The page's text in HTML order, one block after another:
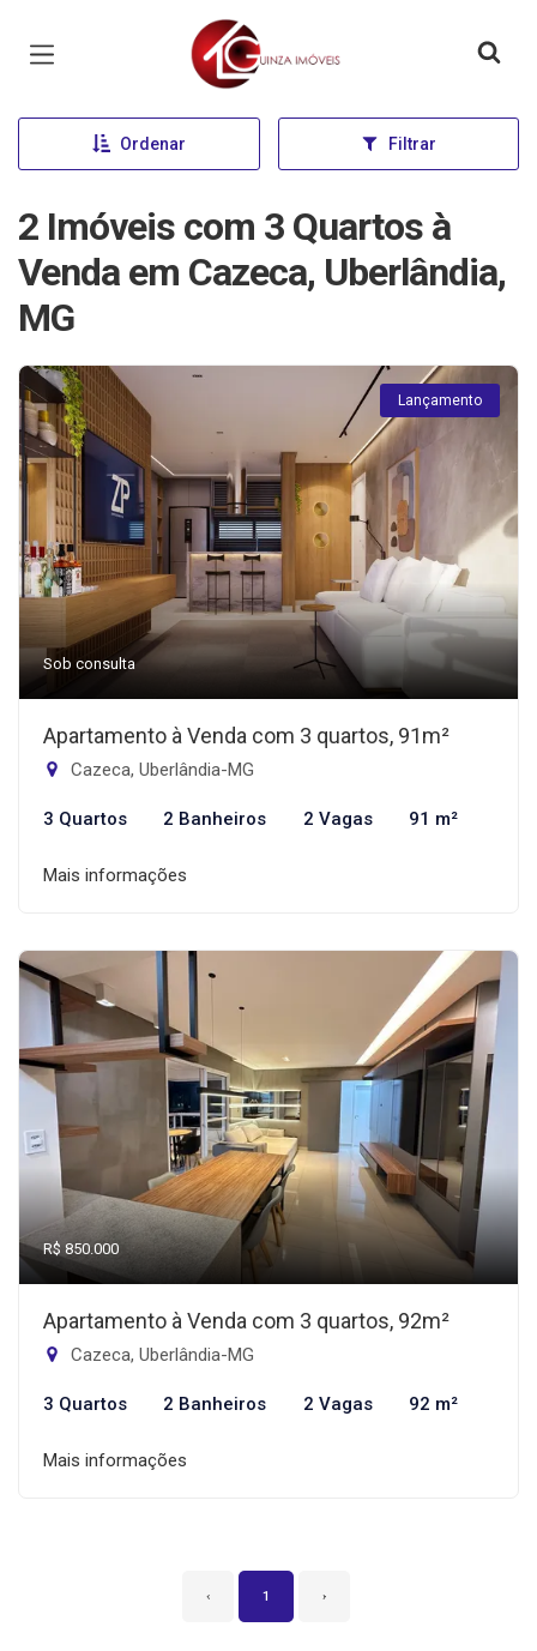
Página inicial
Ordenar Filtrar
2 Imóveis com 3 Quartos à
Venda em Cazeca, Uberlândia,
MG
Lançamento
Sob consulta
Apartamento à Venda com 3 quartos, 91m²
Cazeca, Uberlândia-MG
3 Quartos 2 Banheiros 2 Vagas 91 m²
Mais informações
R$ 850.000
Apartamento à Venda com 3 quartos, 92m²
Cazeca, Uberlândia-MG
3 Quartos 2 Banheiros 2 Vagas 92 m²
Mais informações
‹ 1 ›